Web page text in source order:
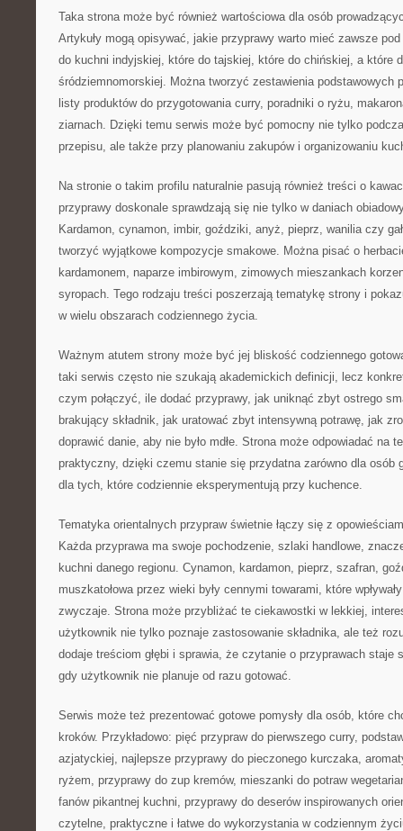
Taka strona może być również wartościowa dla osób
Artykuły mogą opisywać, jakie przyprawy warto mieć zawsze
do kuchni indyjskiej, które do tajskiej, które do chińskiej, a które
śródziemnomorskiej. Można tworzyć zestawienia podstawowych
listy produktów do przygotowania curry, poradniki o ryżu,
ziarnach. Dzięki temu serwis może być pomocny nie tylko
przepisu, ale także przy planowaniu zakupów i organizowaniu
Na stronie o takim profilu naturalnie pasują również treści o
przyprawy doskonale sprawdzają się nie tylko w daniach
Kardamon, cynamon, imbir, goździki, anyż, pieprz, wanilia czy
tworzyć wyjątkowe kompozycje smakowe. Można pisać o
kardamonem, naparze imbirowym, zimowych mieszankach
syropach. Tego rodzaju treści poszerzają tematykę strony i
w wielu obszarach codziennego życia.
Ważnym atutem strony może być jej bliskość codziennego
taki serwis często nie szukają akademickich definicji, lecz
czym połączyć, ile dodać przyprawy, jak uniknąć zbyt ostrego
brakujący składnik, jak uratować zbyt intensywną potrawę, jak
doprawić danie, aby nie było mdłe. Strona może odpowiadać na
praktyczny, dzięki czemu stanie się przydatna zarówno dla osób
dla tych, które codziennie eksperymentują przy kuchence.
Tematyka orientalnych przypraw świetnie łączy się z
Każda przyprawa ma swoje pochodzenie, szlaki handlowe,
kuchni danego regionu. Cynamon, kardamon, pieprz, szafran,
muszkatołowa przez wieki były cennymi towarami, które
zwyczaje. Strona może przybliżać te ciekawostki w lekkiej,
użytkownik nie tylko poznaje zastosowanie składnika, ale też
dodaje treściom głębi i sprawia, że czytanie o przyprawach staje
gdy użytkownik nie planuje od razu gotować.
Serwis może też prezentować gotowe pomysły dla osób, które
kroków. Przykładowo: pięć przypraw do pierwszego curry,
azjatyckiej, najlepsze przyprawy do pieczonego kurczaka,
ryżem, przyprawy do zup kremów, mieszanki do potraw
fanów pikantnej kuchni, przyprawy do deserów inspirowanych
czytelne, praktyczne i łatwe do wykorzystania w codziennym